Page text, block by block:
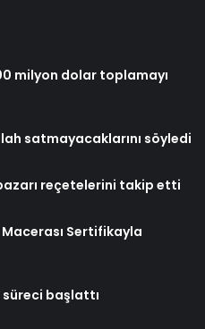
milyon dolar toplamayı
satmayacaklarını söyledi
reçetelerini takip etti
Sertifikayla
başlattı